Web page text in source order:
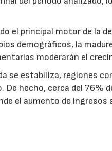
el principal motor de la
demográficos, la
moderarán el
se estabiliza, regiones
hecho, cerca del 76%
el aumento de